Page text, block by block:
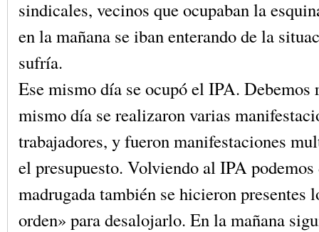
sindicales, vecinos que ocupaban la
en la mañana se iban enterando de la
sufría.
Ese mismo día se ocupó el IPA. Debemos
mismo día se realizaron varias
trabajadores, y fueron manifestaciones
el presupuesto. Volviendo al IPA
madrugada también se hicieron presentes
orden» para desalojarlo. En la mañana